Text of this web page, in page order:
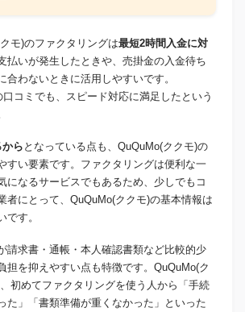
モ)のファクタリングは最短2時間入金に対
払いが発生したときや、売掛金の入金待ち
合わないときに活用しやすいです。
コミでも、スピード対応に満足したという
ら となっている点も、QuQuMo(ククモ)の
すい要素です。ファクタリングは便利な一
になるサービスでもあるため、少しでもコ
者にとって、QuQuMo(ククモ)の基本情報は
です。
請求書・通帳・本人確認書類など比較的少
担を抑えやすい点も特徴です。QuQuMo(ク
初めてファクタリングを使う人から「手続
た」「書類準備が重くなかった」といった